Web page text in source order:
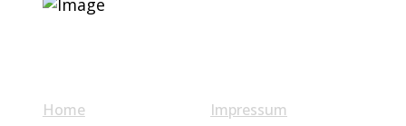
Home
Impressum